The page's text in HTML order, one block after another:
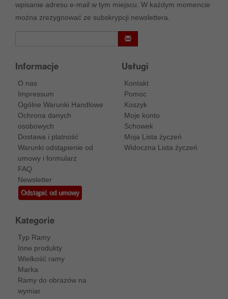
wpisanie adresu e-mail w tym miejscu. W każdym momencie
można zrezygnować ze subskrypcji newslettera.
Informacje
O nas
Impressum
Ogólne Warunki Handlowe
Ochrona danych
osobowych
Dostawa i platność
Warunki odstąpienie od
umowy i formularz
FAQ
Newsletter
Odstąpić od umowy
Usługi
Kontakt
Pomoc
Koszyk
Moje konto
Schowek
Moja Lista życzeń
Widoczna Lista życzeń
Kategorie
Typ Ramy
Inne produkty
Wielkość ramy
Marka
Ramy do obrazów na
wymiar